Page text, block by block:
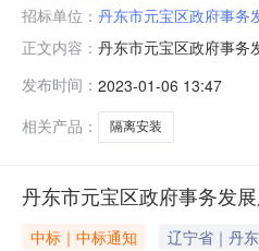
招标单位： 丹东市元宝区政府事务
正文内容： 丹东市元宝区政府事务
众的身体健康和生命安
宝区政府事务发展服务
发布时间： 2023-01-06 13:47
相关产品：
隔离安装
丹东市元宝区政府事务发
中标｜中标通知 辽宁省｜丹